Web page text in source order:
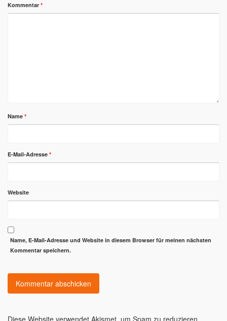
Kommentar *
Name *
E-Mail-Adresse *
Website
Name, E-Mail-Adresse und Website in diesem Browser für meinen nächsten
Kommentar speichern.
Diese Website verwendet Akismet, um Spam zu reduzieren.